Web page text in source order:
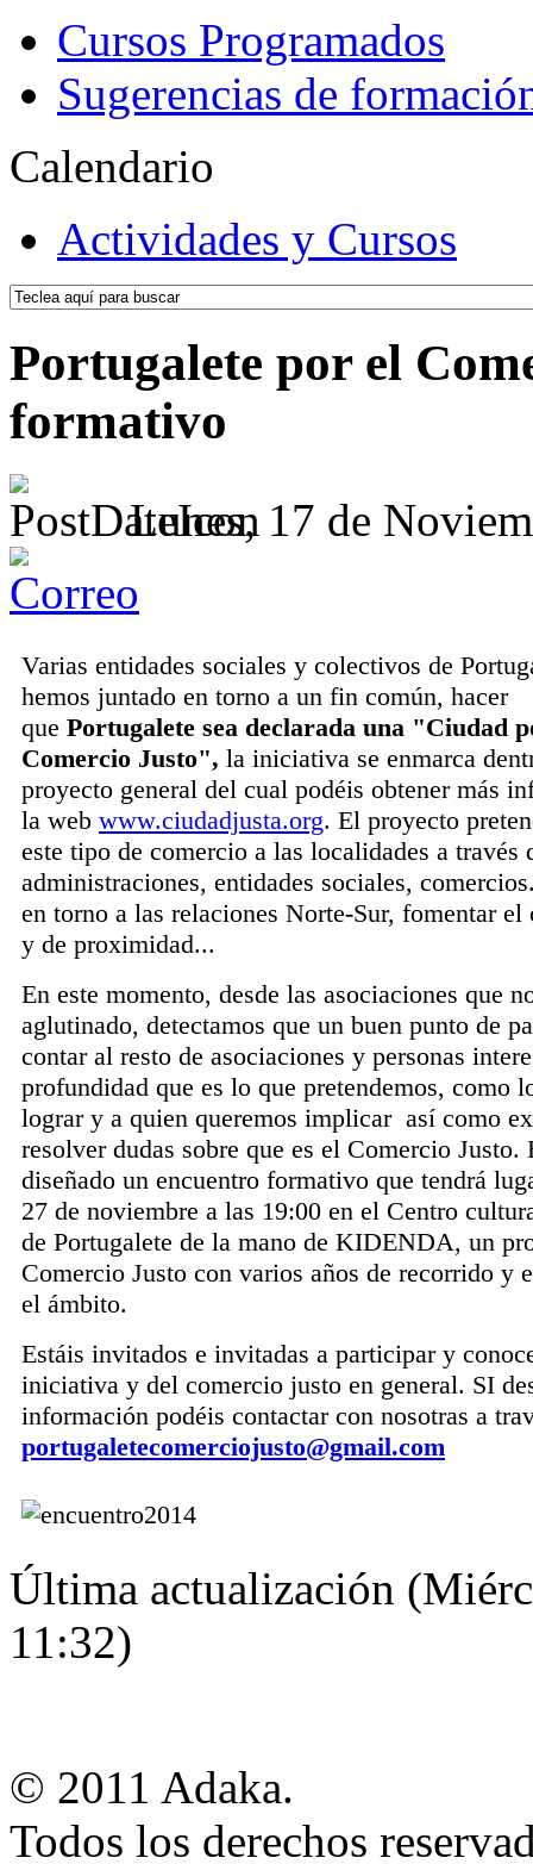
Cursos Programados
Sugerencias de
Calendario
Actividades y Cursos
Portugalete por el
formativo
Lunes, 17 de
Varias entidades sociales y colectivos de
hemos juntado en torno a un fin común, hacer
que Portugalete sea declarada una "Ciudad
Comercio Justo", la iniciativa se enmarca
proyecto general del cual podéis obtener más
la web www.ciudadjusta.org. El proyecto
este tipo de comercio a las localidades a través
administraciones, entidades sociales,
en torno a las relaciones Norte-Sur, fomentar el
y de proximidad...
En este momento, desde las asociaciones que
aglutinado, detectamos que un buen punto de
contar al resto de asociaciones y personas
profundidad que es lo que pretendemos, como
lograr y a quien queremos implicar así como
resolver dudas sobre que es el Comercio Justo.
diseñado un encuentro formativo que tendrá
27 de noviembre a las 19:00 en el Centro
de Portugalete de la mano de KIDENDA, un
Comercio Justo con varios años de recorrido y
el ámbito.
Estáis invitados e invitadas a participar y
iniciativa y del comercio justo en general. SI
información podéis contactar con nosotras a
portugaletecomerciojusto@gmail.com
Última actualización
11:32)
© 2011 Adaka.
Todos los derechos